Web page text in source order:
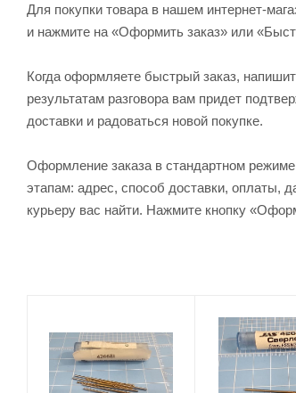
Для покупки товара в нашем интернет-
и нажмите на «Оформить заказ» или
Когда оформляете быстрый заказ,
результатам разговора вам придет
доставки и радоваться новой покупке.
Оформление заказа в стандартном
этапам: адрес, способ доставки, оплаты,
курьеру вас найти. Нажмите кнопку